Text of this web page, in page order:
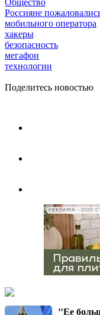
Общество
Россияне
мобильного оператора
хакеры
безопасность
мегафон
технологии
Поделитесь новостью
"Ее